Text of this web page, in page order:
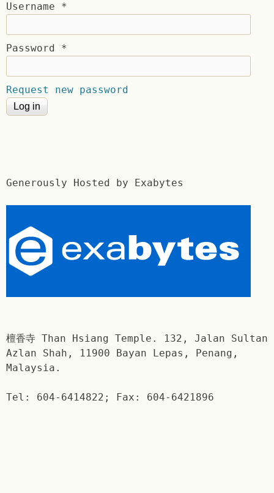
Username *
Password *
Request new password
Generously Hosted by Exabytes
檀香寺 Than Hsiang Temple. 132, Jalan Sultan
Azlan Shah, 11900 Bayan Lepas, Penang,
Malaysia.
Tel: 604-6414822; Fax: 604-6421896